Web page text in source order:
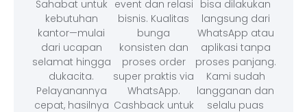
Sahabat untuk
kebutuhan
kantor—mulai
dari ucapan
selamat hingga
dukacita.
Pelayanannya
cepat, hasilnya
event dan relasi
bisnis. Kualitas
bunga
konsisten dan
proses order
super praktis via
WhatsApp.
Cashback untuk
bisa dilakukan
langsung dari
WhatsApp atau
aplikasi tanpa
proses panjang.
Kami sudah
langganan dan
selalu puas